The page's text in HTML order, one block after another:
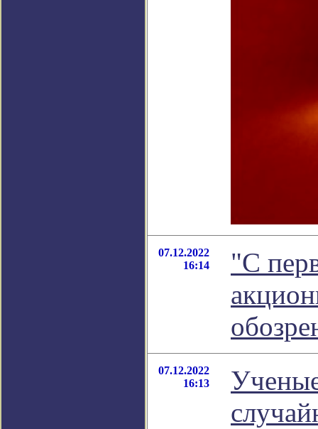
07.12.2022
16:14
"С
07.12.2022
16:13